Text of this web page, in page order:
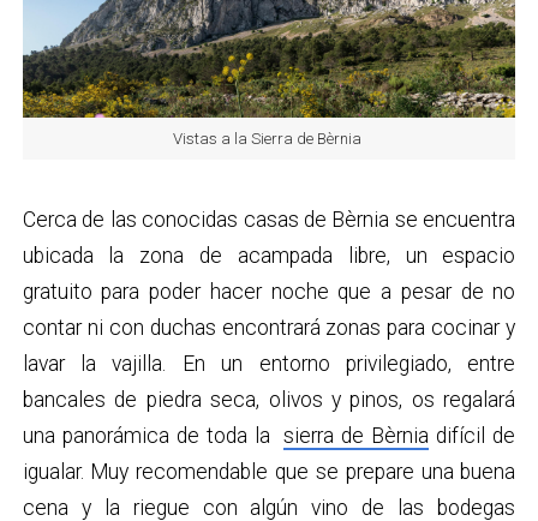
Vistas a la Sierra de Bèrnia
Cerca de las conocidas casas de Bèrnia se encuentra
ubicada la zona de acampada libre, un espacio
gratuito para poder hacer noche que a pesar de no
contar ni con duchas encontrará zonas para cocinar y
lavar la vajilla. En un entorno privilegiado, entre
bancales de piedra seca, olivos y pinos, os regalará
una panorámica de toda lasierra de Bèrnia difícil de
igualar. Muy recomendable que se prepare una buena
cena y la riegue con algún vino de las bodegas